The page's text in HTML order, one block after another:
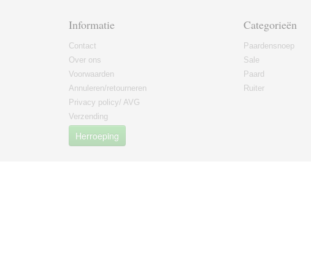
Informatie
Contact
Over ons
Voorwaarden
Annuleren/retourneren
Privacy policy/ AVG
Verzending
Herroeping
Categorieën
Paardensnoep
Sale
Paard
Ruiter